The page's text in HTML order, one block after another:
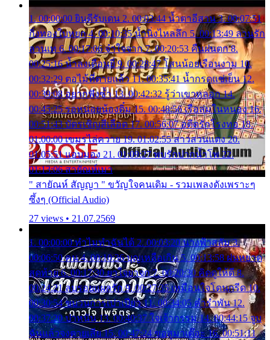
1. 00:00:00 ยินดีรับเดน 2. 00:03:44 น้ำตาอีสาน 3. 00:07:51
กิ่งทองใบหยก 4. 00:10:35 น้ำนิ่งไหลลึก 5. 00:13:49 ลานรัก
ลานเท 6. 00:17:06 จำใจจาก 7. 00:20:53 คืนฝนตก 8.
00:25:16 น้ำลงเดือนยี่ 9. 00:28:47 โสนน้อยเรือนงาม 10.
00:32:29 ตอไม้ที่ตายแล้ว 11. 00:35:41 น้ำกรดแช่เย็น 12.
00:39:08 อยากฟังซ้ำ 13. 00:42:32 รู้ว่าเขาหลอก 14.
00:45:25 รอหน่อยน้องติ๋ม 15. 00:48:56 เรือล่มในหนอง 16.
00:51:43 บัตรเชิญสีเลือด 17. 00:56:07 อดีตรักโรงทอ 18.
01:00:00 เขมรไล่ควาย 19. 01:02:55 สาวสวนแตง 20.
01:05:51 แอบมอง 21. 01:09:27 พบรักปากน้ำโพ 22.
01:13:06 สายัณห์เมา
" สายัณห์ สัญญา " ขวัญใจคนเดิม - รวมเพลงดังเพราะๆ
ซึ้งๆ (Official Audio)
27 views • 21.07.2569
1. 00:00:00 ทำไมทำฉันได้ 2. 00:03:20 นางฟ้าสลัม 3.
00:06:50 คน 4. 00:10:36 บุญเหลือเกิน 5. 00:13:58 ฝนหยาด
สุดท้าย 6. 00:17:30 ยาใจยาจก 7. 00:20:30 คิดดูให้ดี 8.
00:24:21 ลบรอยแผลรัก 9. 00:27:35 เหมือนใจโดนกรีด 10.
00:30:54 ขบวนการเปาเปียว 11. 00:34:05 คำรำพัน 12.
00:37:20 ปาหนัน 13. 00:40:37 ใจเจ้ากรรม 14. 00:44:15 จูบ
ฉันแล้วจงตายเสีย 15. 00:47:24 ขอสูมาเต๊อะ 16. 00:51:11